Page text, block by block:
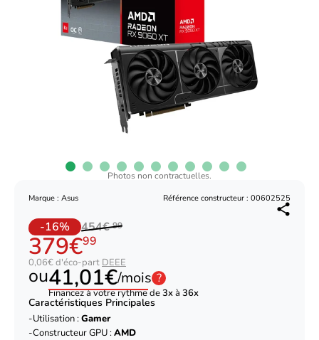
Photos non contractuelles.
Marque : Asus Référence constructeur : 00602525
-16% 454€ 99
379€99
0,06€ d'éco-part DEEE
ou41,01€/mois ?
Financez à votre rythme de3xà 36x
Caractéristiques Principales
Utilisation :Gamer
Constructeur GPU :AMD